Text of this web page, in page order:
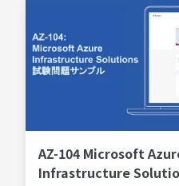
AZ-104 Microsoft
Infrastructure